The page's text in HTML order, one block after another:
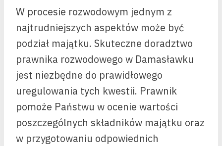
W procesie rozwodowym jednym z
najtrudniejszych aspektów może być
podział majątku. Skuteczne doradztwo
prawnika rozwodowego w Damasławku
jest niezbędne do prawidłowego
uregulowania tych kwestii. Prawnik
pomoże Państwu w ocenie wartości
poszczególnych składników majątku oraz
w przygotowaniu odpowiednich